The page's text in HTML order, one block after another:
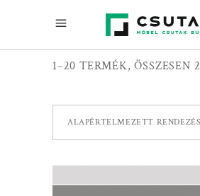
1–20 TERMÉK, ÖSSZESEN
ALAPÉRTELMEZETT RENDEZÉS